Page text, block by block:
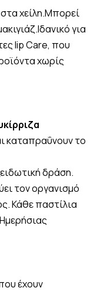
χείλη.Μπορεί
για
lip Care, που
χωρίς
καταπραΰνουν το
δράση.
τον οργανισμό
Κάθε παστίλια
έχουν